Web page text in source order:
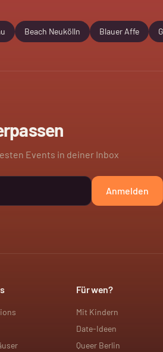
Beach Neukölln Blauer Affe
Events in deiner Inbox
Anmelden
Für wen?
Mit Kindern
Date-Ideen
Queer Berlin